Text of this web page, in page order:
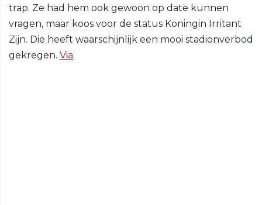
trap. Ze had hem ook gewoon op date kunnen
vragen, maar koos voor de status Koningin Irritant
Zijn. Die heeft waarschijnlijk een mooi stadionverbod
gekregen. Via.